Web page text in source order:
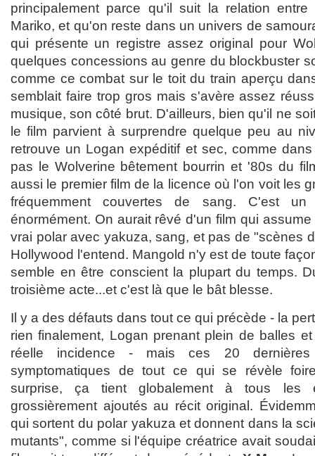
principalement parce qu'il suit la relation
Mariko, et qu'on reste dans un univers de
qui présente un registre assez original pour
quelques concessions au genre du blockbuster
comme ce combat sur le toit du train aperçu
semblait faire trop gros mais s'avère assez
musique, son côté brut. D'ailleurs, bien qu'il ne
le film parvient à surprendre quelque peu au
retrouve un Logan expéditif et sec, comme
pas le Wolverine bêtement bourrin et '80s du
aussi le premier film de la licence où l'on voit les
fréquemment couvertes de sang. C'est
énormément. On aurait rêvé d'un film qui
vrai polar avec yakuza, sang, et pas de "scènes
Hollywood l'entend. Mangold n'y est de toute
semble en être conscient la plupart du temps.
troisième acte...et c'est là que le bât blesse.
Il y a des défauts dans tout ce qui précède - la
rien finalement, Logan prenant plein de balles
réelle incidence - mais ces 20
symptomatiques de tout ce qui se révèle
surprise, ça tient globalement à tous les
grossièrement ajoutés au récit original.
qui sortent du polar yakuza et donnent dans la
mutants", comme si l'équipe créatrice avait